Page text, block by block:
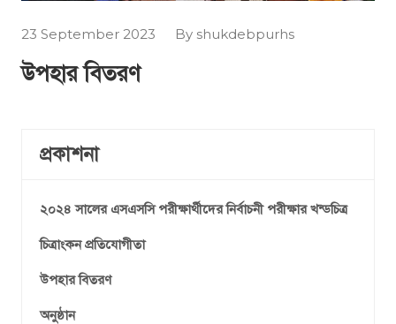
23 September 2023 By shukdebpurhs
উপহার বিতরণ
প্রকাশনা
২০২৪ সালের এসএসসি পরীক্ষার্থীদের নির্বাচনী পরীক্ষার খন্ডচিত্র
চিত্রাংকন প্রতিযোগীতা
উপহার বিতরণ
অনুষ্ঠান